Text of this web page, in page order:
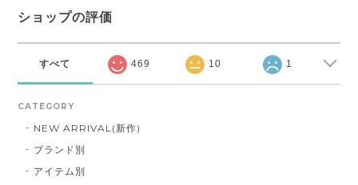
ショップの評価
すべて 469 10 1
CATEGORY
NEW ARRIVAL(新作)
ブランド別
アイテム別